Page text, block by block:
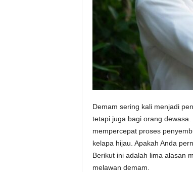
Demam sering kali menjadi
tetapi juga bagi orang
mempercepat proses
kelapa hijau. Apakah Anda
Berikut ini adalah lima alasan
melawan demam.